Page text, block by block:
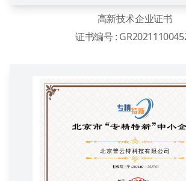
高新技术企业证书
证书编号 :